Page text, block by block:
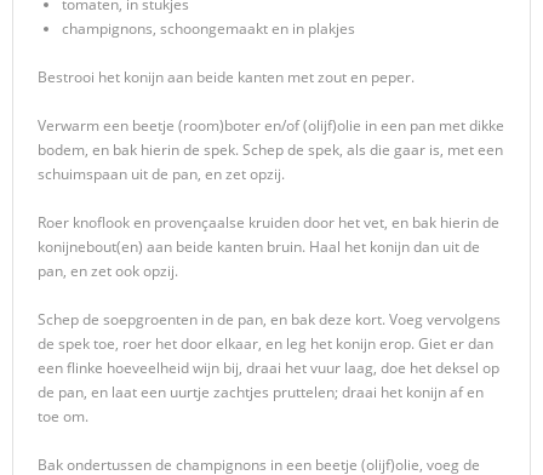
tomaten, in stukjes
champignons, schoongemaakt en in plakjes
Bestrooi het konijn aan beide kanten met zout en peper.
Verwarm een beetje (room)boter en/of (olijf)olie in een pan met dikke
bodem, en bak hierin de spek. Schep de spek, als die gaar is, met een
schuimspaan uit de pan, en zet opzij.
Roer knoflook en provençaalse kruiden door het vet, en bak hierin de
konijnebout(en) aan beide kanten bruin. Haal het konijn dan uit de
pan, en zet ook opzij.
Schep de soepgroenten in de pan, en bak deze kort. Voeg vervolgens
de spek toe, roer het door elkaar, en leg het konijn erop. Giet er dan
een flinke hoeveelheid wijn bij, draai het vuur laag, doe het deksel op
de pan, en laat een uurtje zachtjes pruttelen; draai het konijn af en
toe om.
Bak ondertussen de champignons in een beetje (olijf)olie, voeg de